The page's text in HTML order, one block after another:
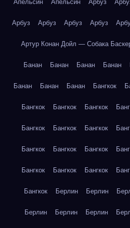
Апельсин Апельсин Арбуз
Арбуз Арбуз Арбуз Арбуз
Артур Конан Дойл — Собака
Банан Банан Банан Банан
Банан Банан Банан Бангкок
Бангкок Бангкок Бангкок
Бангкок Бангкок Бангкок
Бангкок Бангкок Бангкок
Бангкок Бангкок Бангкок
Бангкок Берлин Берлин
Берлин Берлин Берлин